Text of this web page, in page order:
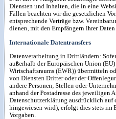
Diensten und Inhalten, die in eine
Fällen beachten wir die gesetzlichen
entsprechende Verträge bzw.
dienen, mit den Empfängern Ihrer Daten
Internationale Datentransfers
Datenverarbeitung in Drittländern:
außerhalb der Europäischen Union
Wirtschaftsraums (EWR)) übermitteln
von Diensten Dritter oder der
andere Personen, Stellen oder
anhand der Postadresse des jeweiligen
Datenschutzerklärung ausdrücklich
hingewiesen wird), erfolgt dies stets im
Vorgaben.